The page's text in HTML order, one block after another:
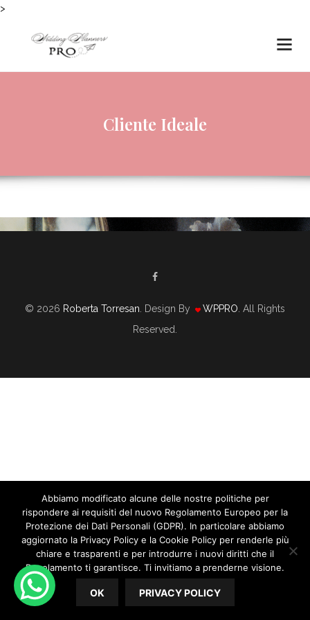
>
Cliente Ideale
Chi È Veramente Il Tuo Cliente Ideale
12/28/2018 By
Roberta Torresan
CORSO WEDDING PLANNER,WEDDING PLANNER
Chi è veramente il tuo cliente ideale? Ne abbiamo parlato
tante volte di quanto sia importante attrarre solo il tuo
© 2026 Roberta Torresan . Design By WPPRO . All Rights
Reserved.
Abbiamo modificato alcune delle nostre politiche per
rispondere ai requisiti del nuovo Regolamento Europeo per la
Protezione dei Dati Personali (GDPR). In particolare abbiamo
aggiornato la Privacy Policy e la Cookie Policy per renderle più
chiare e trasparenti e per introdurre i nuovi diritti che il
Regolamento ti garantisce. Ti invitiamo a prenderne visione.
OK PRIVACY POLICY